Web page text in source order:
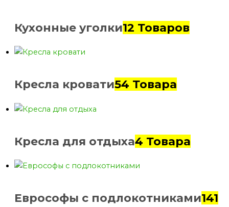
Кухонные уголки12 Товаров
Кресла кровати54 Товара
Кресла для отдыха4 Товара
Еврософы с подлокотниками141